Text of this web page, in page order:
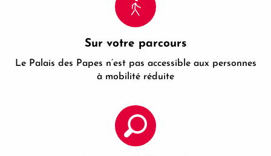
Sur votre parcours
Le Palais des Papes n’est pas accessible aux personnes
à mobilité réduite